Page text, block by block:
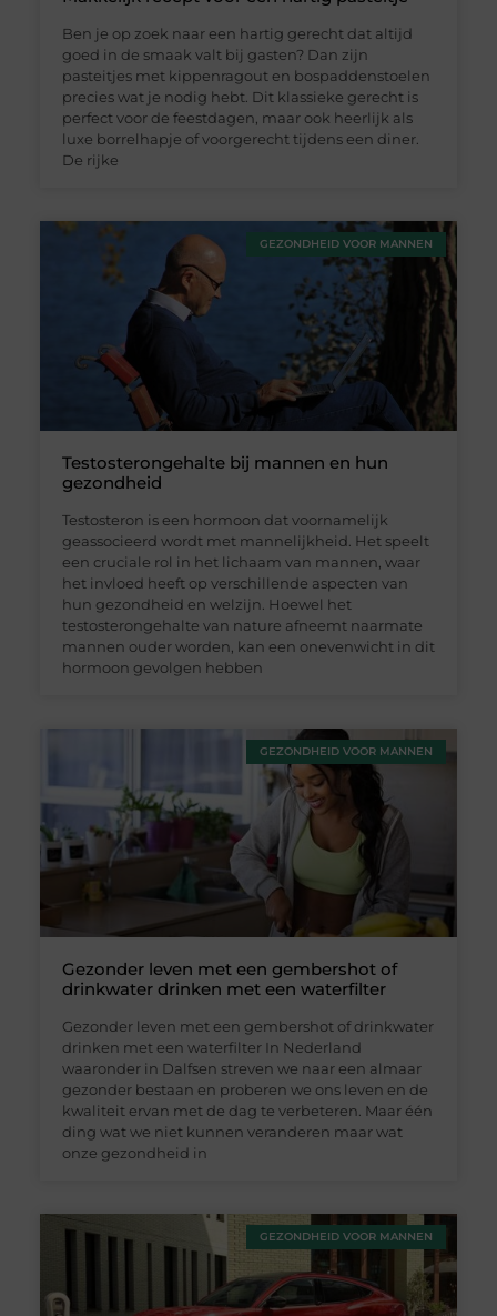
Ben je op zoek naar een hartig gerecht dat altijd
goed in de smaak valt bij gasten? Dan zijn
pasteitjes met kippenragout en bospaddenstoelen
precies wat je nodig hebt. Dit klassieke gerecht is
perfect voor de feestdagen, maar ook heerlijk als
luxe borrelhapje of voorgerecht tijdens een diner.
De rijke
GEZONDHEID VOOR MANNEN
Testosterongehalte bij mannen en hun
gezondheid
Testosteron is een hormoon dat voornamelijk
geassocieerd wordt met mannelijkheid. Het speelt
een cruciale rol in het lichaam van mannen, waar
het invloed heeft op verschillende aspecten van
hun gezondheid en welzijn. Hoewel het
testosterongehalte van nature afneemt naarmate
mannen ouder worden, kan een onevenwicht in dit
hormoon gevolgen hebben
GEZONDHEID VOOR MANNEN
Gezonder leven met een gembershot of
drinkwater drinken met een waterfilter
Gezonder leven met een gembershot of drinkwater
drinken met een waterfilter In Nederland
waaronder in Dalfsen streven we naar een almaar
gezonder bestaan en proberen we ons leven en de
kwaliteit ervan met de dag te verbeteren. Maar één
ding wat we niet kunnen veranderen maar wat
onze gezondheid in
GEZONDHEID VOOR MANNEN